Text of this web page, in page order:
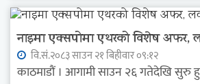
नाइमा एक्सपोमा एथरको विशेष अफर,
वि.सं.२०८३ साउन २१ बिहीवार ०९:१२
काठमाडौं । आगामी साउन २६ गतेदेखि सुरु